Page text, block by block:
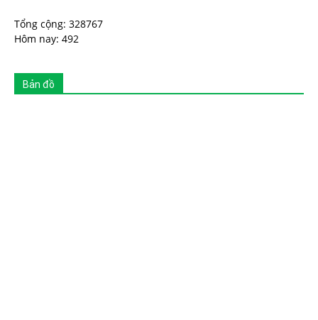
Tổng cộng: 328767
Hôm nay: 492
Bản đồ